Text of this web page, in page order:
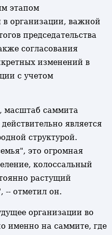
этапом
в организации, важной
председательства
согласования
изменений в
с учетом
масштаб саммита
является
структурой.
это огромная
колоссальный
растущий
-- отметил он.
организации во
именно на саммите, где